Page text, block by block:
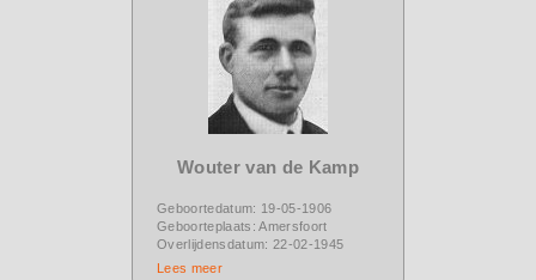
Wouter van de Kamp
Geboortedatum: 19-05-1906
Geboorteplaats: Amersfoort
Overlijdensdatum: 22-02-1945
Lees meer